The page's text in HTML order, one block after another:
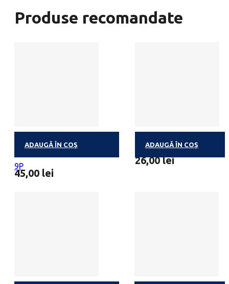
Produse recomandate
ADAUGĂ ÎN COȘ
9P
45,00 lei
ADAUGĂ ÎN COȘ
26,00lei